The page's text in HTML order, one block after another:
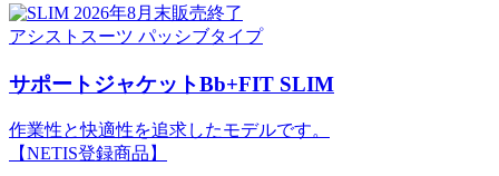
2026年8月末販売終了
アシストスーツ パッシブタイプ
サポートジャケットBb+FIT SLIM
作業性と快適性を追求したモデルです。
【NETIS登録商品】